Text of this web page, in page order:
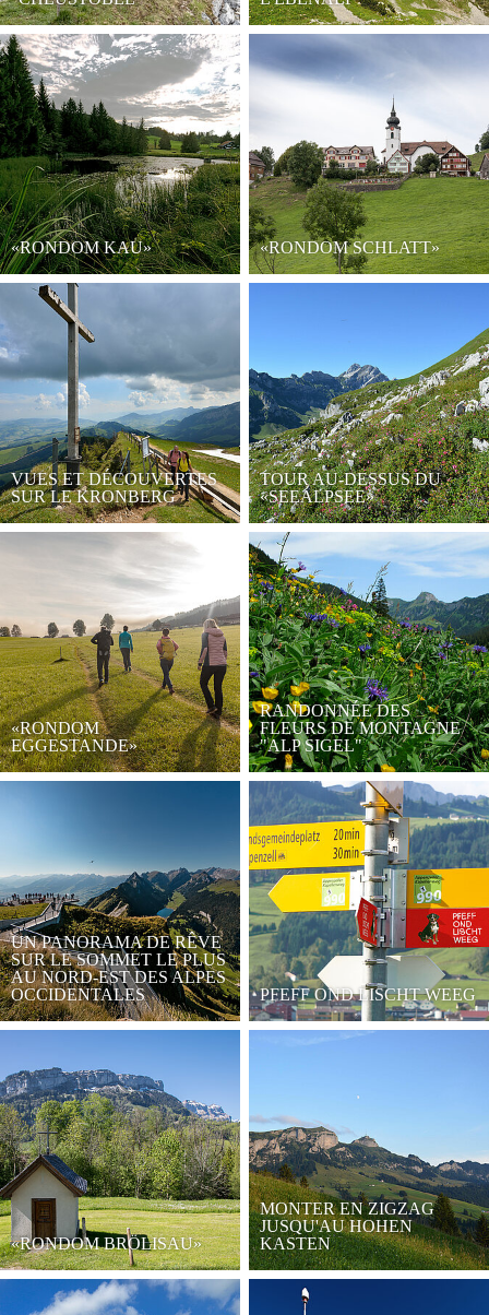
«RONDOM KAU» «RONDOM SCHLATT»
VUES ET DÉCOUVERTES
SUR LE KRONBERG
TOUR AU-DESSUS DU
«SEEALPSEE»
«RONDOM
EGGESTANDE»
RANDONNÉE DES
FLEURS DE MONTAGNE
"ALP SIGEL"
UN PANORAMA DE RÊVE
SUR LE SOMMET LE PLUS
AU NORD-EST DES ALPES
OCCIDENTALES
PFEFF OND LISCHT WEEG
«RONDOM BRÖLISAU»
MONTER EN ZIGZAG
JUSQU'AU HOHEN
KASTEN